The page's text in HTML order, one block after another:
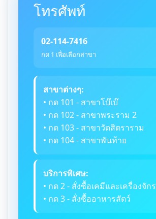
โทรศัพท์
02-114-7416
กด 1 เพื่อเลือกสาขา
สาขาต่างๆ:
• กด 101 - สาขาโบ๊เบ๊
• กด 102 - สาขาพระราม 2
• กด 103 - สาขาวัดสิตราราม
• กด 104 - สาขาพันท้าย
บริการพิเศษ:
• กด 2 - สั่งซื้อเคมีและเครื่องจักร
• กด 3 - สั่งซื้ออาหารสัตว์